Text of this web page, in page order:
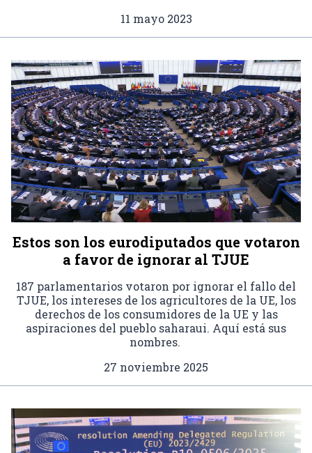
11 mayo 2023
Estos son los eurodiputados que votaron
a favor de ignorar al TJUE
187 parlamentarios votaron por ignorar el fallo del
TJUE, los intereses de los agricultores de la UE, los
derechos de los consumidores de la UE y las
aspiraciones del pueblo saharaui. Aquí está sus
nombres.
27 noviembre 2025